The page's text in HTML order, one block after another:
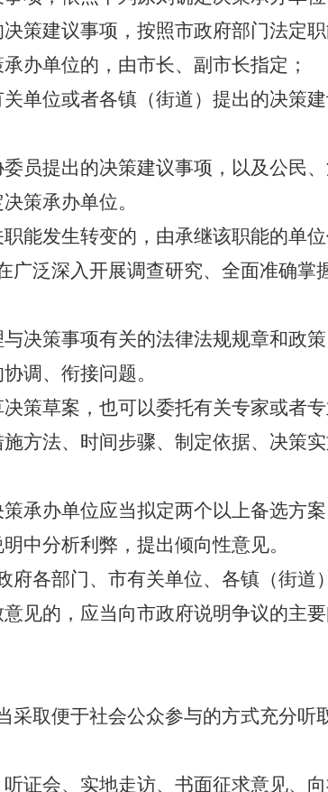
决策建议事项，按照市政府部门法定
办单位的，由市长、副市长指定；
关单位或者各镇（街道）提出的决策
委员提出的决策建议事项，以及公民
策承办单位。
能发生转变的，由承继该职能的单位
广泛深入开展调查研究、全面准确掌
决策事项有关的法律法规规章和政
调、衔接问题。
策草案，也可以委托有关专家或者
方法、时间步骤、制定依据、决策
承办单位应当拟定两个以上备选方
中分析利弊，提出倾向性意见。
府各部门、市有关单位、各镇（街道
见的，应当向市政府说明争议的主
采取便于社会公众参与的方式充分听
证会、实地走访、书面征求意见、